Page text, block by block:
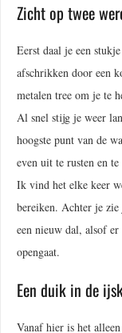
Zicht op twee
Eerst daal je een
afschrikken door een
metalen tree om je te
Al snel stijg je weer
hoogste punt van de
even uit te rusten en
Ik vind het elke keer
bereiken. Achter je
een nieuw dal, alsof
opengaat.
Een duik in de
Vanaf hier is het